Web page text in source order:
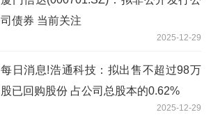
司债券 当前关注
2025-12-29
每日消息!浩通科技：拟出售不超过98万
股已回购股份 占公司总股本的0.62%
2025-12-29